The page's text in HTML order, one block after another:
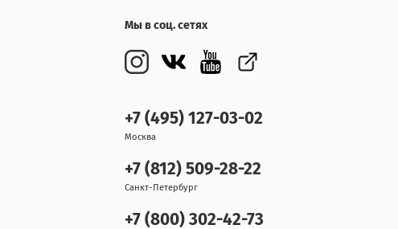
Мы в соц. сетях
+7 (495) 127-03-02
Москва
+7 (812) 509-28-22
Санкт-Петербург
+7 (800) 302-42-73